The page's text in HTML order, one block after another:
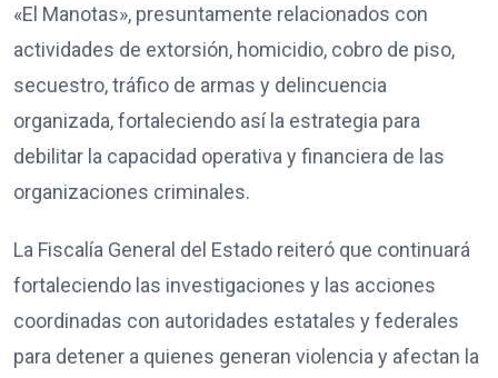
«El Manotas», presuntamente relacionados con
actividades de extorsión, homicidio, cobro de piso,
secuestro, tráfico de armas y delincuencia
organizada, fortaleciendo así la estrategia para
debilitar la capacidad operativa y financiera de las
organizaciones criminales.
La Fiscalía General del Estado reiteró que continuará
fortaleciendo las investigaciones y las acciones
coordinadas con autoridades estatales y federales
para detener a quienes generan violencia y afectan la